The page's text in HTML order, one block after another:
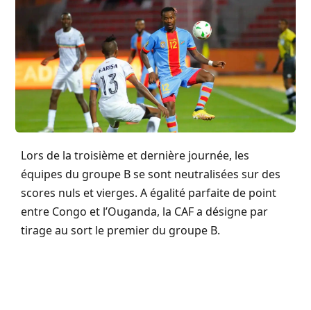
Lors de la troisième et dernière journée, les
équipes du groupe B se sont neutralisées sur des
scores nuls et vierges. A égalité parfaite de point
entre Congo et l’Ouganda, la CAFa désigne par
tirage au sort le premier du groupe B.